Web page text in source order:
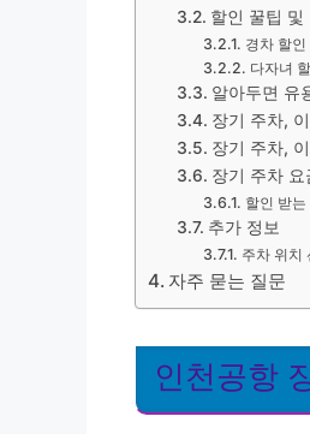
할인 꿀팁 및
경차 할
다자녀
알아두면 유
장기 주차,
장기 주차,
장기 주차 요
할인 받는
추가 정보
주차 위치
자주 묻는 질문
인천공항